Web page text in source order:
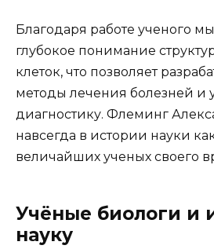
Благодаря работе ученого
глубокое понимание
клеток, что позволяет
методы лечения болезней и
диагностику. Флеминг
навсегда в истории науки
величайших ученых своего
Учёные биологи и
науку